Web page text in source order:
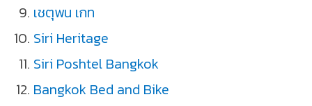
เชตุพน เกท
Siri Heritage
Siri Poshtel Bangkok
Bangkok Bed and Bike